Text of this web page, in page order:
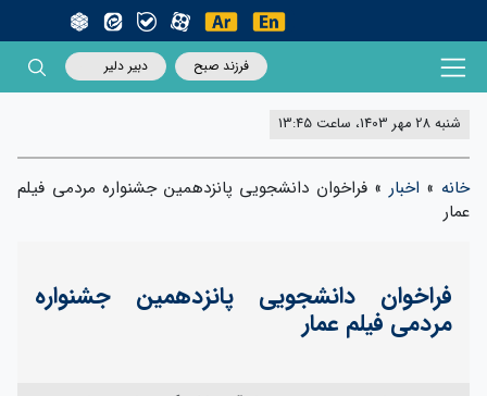
فرزند صبح دبیر دلیر
شنبه 28 مهر 1403، ساعت 13:45
خانه» اخبار »فراخوان دانشجویی پانزدهمین جشنواره مردمی فیلم
عمار
فراخوان دانشجویی پانزدهمین جشنواره
مردمی فیلم عمار